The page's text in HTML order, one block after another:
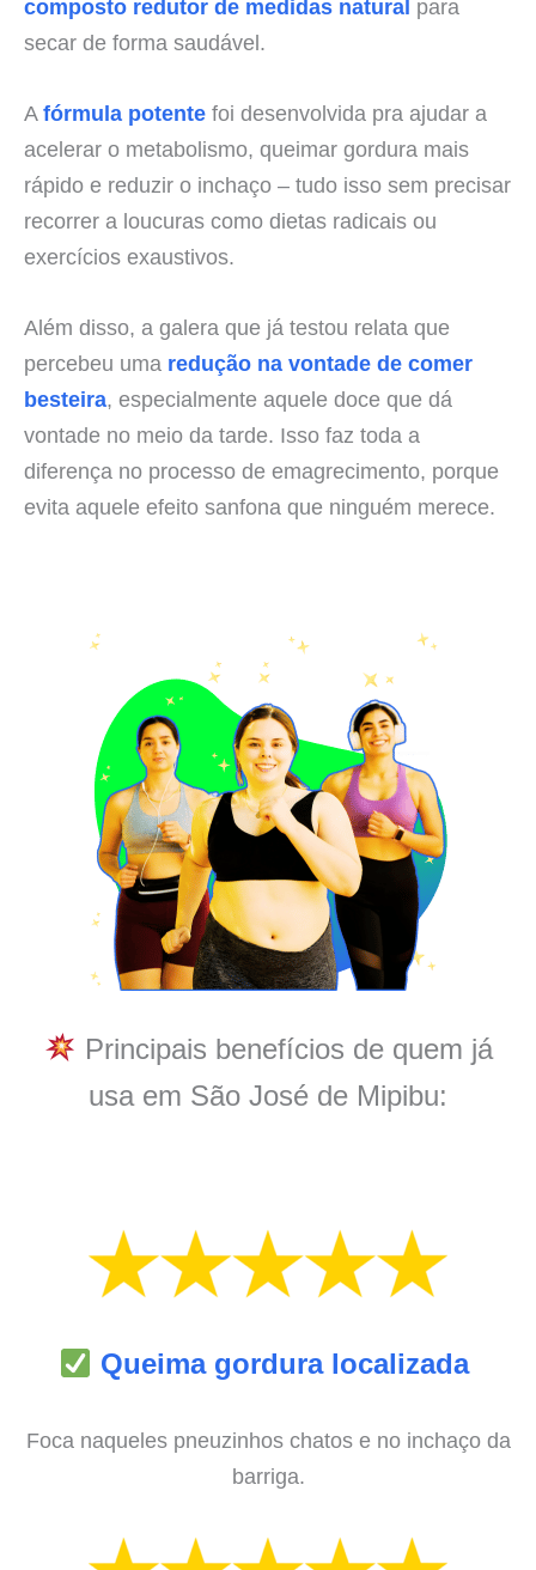
composto redutor de medidas natural para
secar de forma saudável.
Afórmula potente foi desenvolvida pra ajudar a
acelerar o metabolismo, queimar gordura mais
rápido e reduzir o inchaço – tudo isso sem precisar
recorrer a loucuras como dietas radicais ou
exercícios exaustivos.
Além disso, a galera que já testou relata que
percebeu uma redução na vontade de comer
besteira, especialmente aquele doce que dá
vontade no meio da tarde. Isso faz toda a
diferença no processo de emagrecimento, porque
evita aquele efeito sanfona que ninguém merece.
Principais benefícios de quem já
usa em São José de Mipibu:
Queima gordura localizada
Foca naqueles pneuzinhos chatos e no inchaço da
barriga.